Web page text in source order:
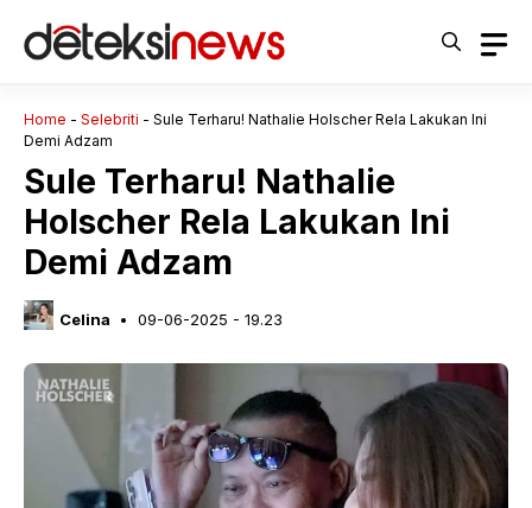
Home - Selebriti - Sule Terharu! Nathalie Holscher Rela Lakukan Ini
Demi Adzam
Sule Terharu! Nathalie
Holscher Rela Lakukan Ini
Demi Adzam
Celina 09-06-2025 - 19.23